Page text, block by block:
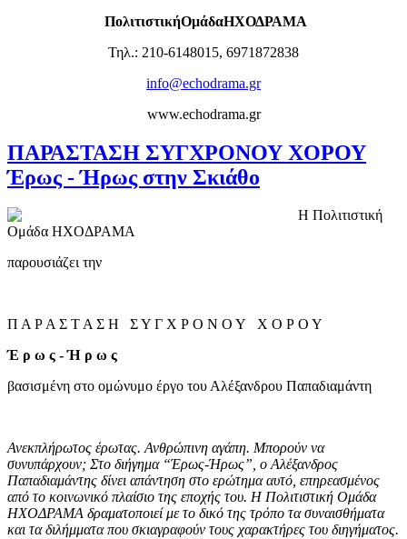
ΠολιτιστικήΟμάδαΗΧΟΔΡΑΜΑ
Τηλ.: 210-6148015, 6971872838
info@echodrama.gr
www.echodrama.gr
ΠΑΡΑΣΤΑΣΗ ΣΥΓΧΡΟΝΟΥ ΧΟΡΟΥ
Έρως - Ήρως στην Σκιάθο
Η Πολιτιστική
Ομάδα ΗΧΟΔΡΑΜΑ
παρουσιάζει την
Π Α Ρ Α Σ Τ Α Σ Η Σ Υ Γ Χ Ρ Ο Ν Ο Υ Χ Ο Ρ Ο Υ
Έ ρ ω ς - Ή ρ ω ς
βασισμένη στο ομώνυμο έργο του Αλέξανδρου Παπαδιαμάντη
Ανεκπλήρωτος έρωτας. Ανθρώπινη αγάπη. Μπορούν να
συνυπάρχουν; Στο διήγημα “Έρως-Ήρως”, ο Αλέξανδρος
Παπαδιαμάντης δίνει απάντηση στο ερώτημα αυτό, επηρεασμένος
από το κοινωνικό πλαίσιο της εποχής του. Η Πολιτιστική Ομάδα
ΗΧΟΔΡΑΜΑ δραματοποιεί με το δικό της τρόπο τα συναισθήματα
και τα διλήμματα που σκιαγραφούν τους χαρακτήρες του διηγήματος.